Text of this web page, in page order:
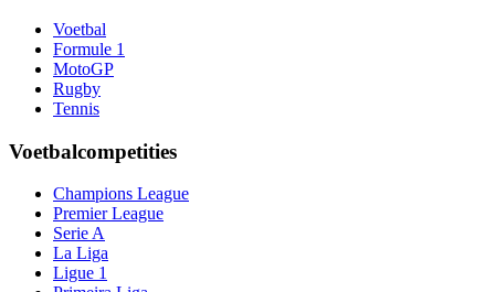
Voetbal
Formule 1
MotoGP
Rugby
Tennis
Voetbalcompetities
Champions League
Premier League
Serie A
La Liga
Ligue 1